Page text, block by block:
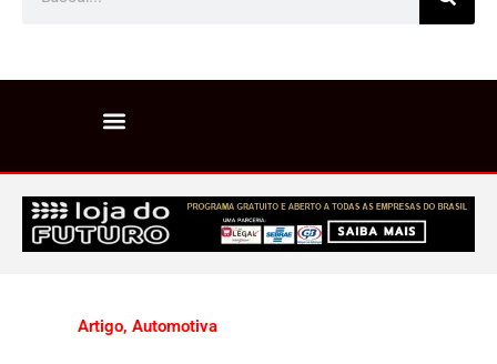
Artigo, Automotiva